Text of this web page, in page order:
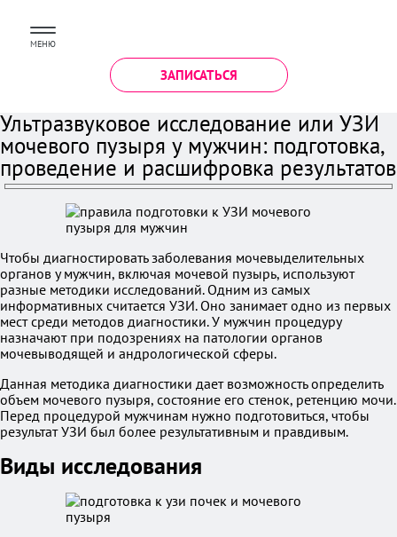
МЕНЮ
ЗАПИСАТЬСЯ
Ультразвуковое исследование или УЗИ
мочевого пузыря у мужчин: подготовка,
проведение и расшифровка результатов
Чтобы диагностировать заболевания мочевыделительных
органов у мужчин, включая мочевой пузырь, используют
разные методики исследований. Одним из самых
информативных считается УЗИ. Оно занимает одно из первых
мест среди методов диагностики. У мужчин процедуру
назначают при подозрениях на патологии органов
мочевыводящей и андрологической сферы.
Данная методика диагностики дает возможность определить
объем мочевого пузыря, состояние его стенок, ретенцию мочи.
Перед процедурой мужчинам нужно подготовиться, чтобы
результат УЗИ был более результативным и правдивым.
Виды исследования